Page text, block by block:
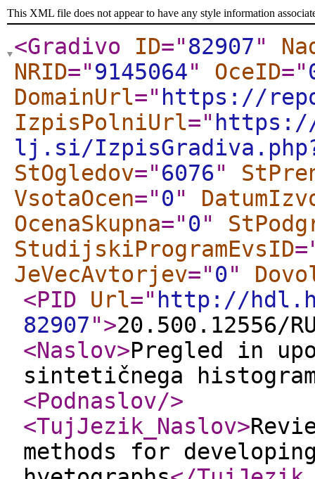
This XML file does not appear to have any style information
<Gradivo ID="82907"
NRID="9145064" OceID="
DomainUrl=" https://
IzpisPolniUrl="
lj.si/
StOgledov="6076"
VsotaOcen="0"
OcenaSkupna="0"
StudijskiProgramEvsID
JeVecAvtorjev="0"
<PID
Url=" http://
82907">20.500.12556/
<Naslov>Pregled in
sintetičnega
<Podnaslov/>
<TujJezik_Naslov>
methods for